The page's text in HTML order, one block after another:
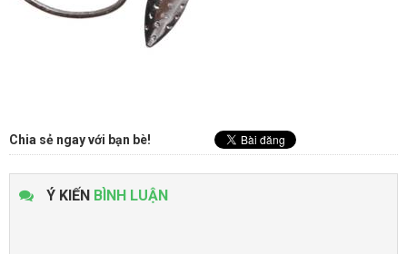
Chia sẻ ngay với bạn bè!
Ý KIẾN BÌNH LUẬN